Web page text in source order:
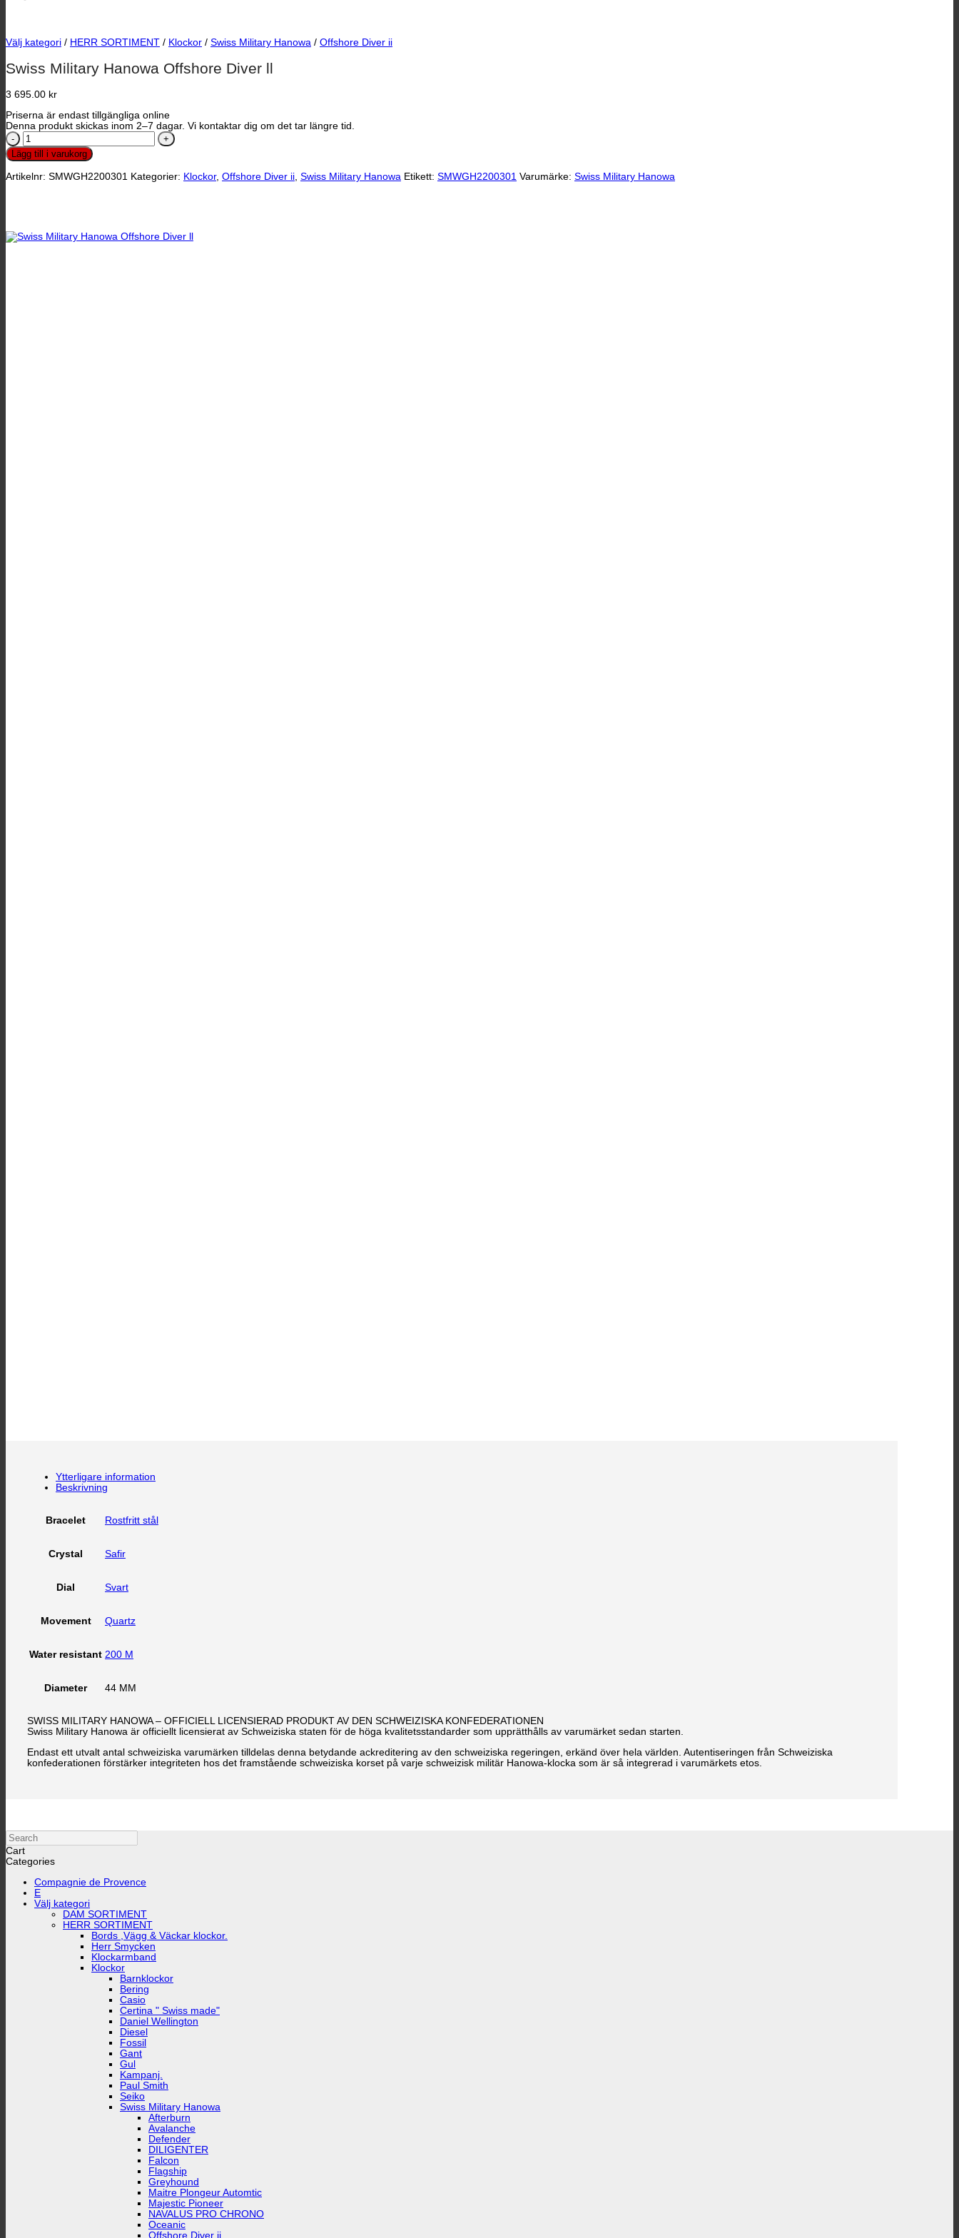
Välj kategori / HERR SORTIMENT / Klockor / Swiss Military Hanowa / Offshore Diver ii
Swiss Military Hanowa Offshore Diver ll
3 695.00 kr
Priserna är endast tillgängliga online
Denna produkt skickas inom 2–7 dagar. Vi kontaktar dig om det tar längre tid.
Swiss
Military
Hanowa
Diver
Lägg till i varukorg
Artikelnr: SMWGH2200301 Kategorier: Klockor, Offshore Diver ii Swiss Military Hanowa Etikett: SMWGH2200301 Varumärke: Swiss Military Hanowa
Ytterligare information
Beskrivning
Bracelet Rostfritt stål
Crystal Safir
Dial Svart
Movement Quartz
Water resistant 200 M
Diameter 44 MM
SWISS MILITARY HANOWA – OFFICIELL LICENSIERAD PRODUKT AV DEN SCHWEIZISKA KONFEDERATIONEN
Swiss Military Hanowa är officiellt licensierat av Schweiziska staten för de höga kvalitetsstandarder som upprätthålls av varumärket sedan starten.
Endast ett utvalt antal schweiziska varumärken tilldelas denna betydande ackreditering av den schweiziska regeringen, erkänd över hela världen. Autentiseringen från Schweiziska
konfederationen förstärker integriteten hos det framstående schweiziska korset på varje schweizisk militär Hanowa-klocka som är så integrerad i varumärkets etos.
Search
Cart
Categories
Compagnie de Provence
E
Välj kategori
DAM SORTIMENT
HERR SORTIMENT
Bords ,Vägg & Väckar klockor.
Herr Smycken
Klockarmband
Klockor
Barnklockor
Bering
Casio
Certina " Swiss made"
Daniel Wellington
Diesel
Fossil
Gant
Gul
Kampanj.
Paul Smith
Seiko
Swiss Military Hanowa
Afterburn
Avalanche
Defender
DILIGENTER
Falcon
Flagship
Greyhound
Maitre Plongeur Automtic
Majestic Pioneer
NAVALUS PRO CHRONO
Oceanic
Offshore Diver ii